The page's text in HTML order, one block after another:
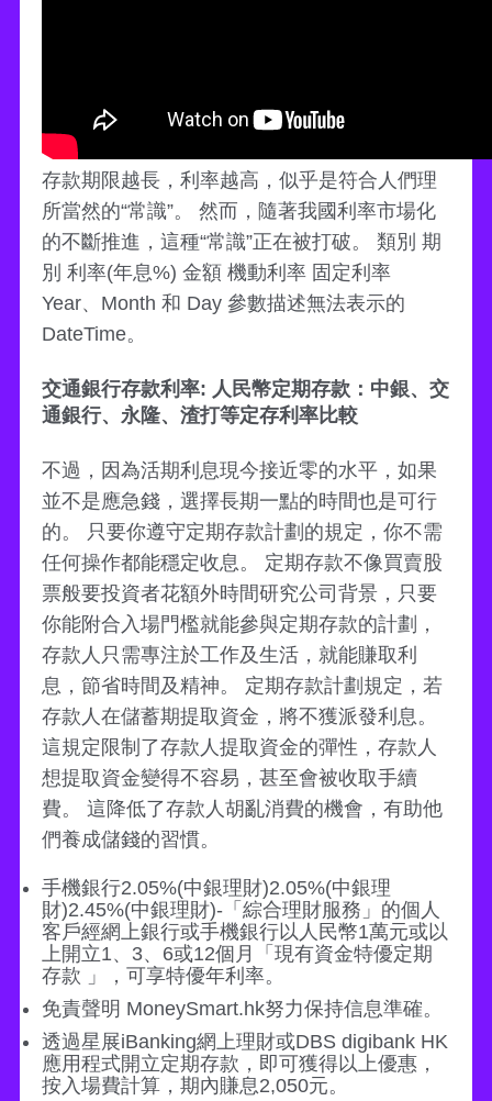
存款期限越長，利率越高，似乎是符合人們理
所當然的“常識”。 然而，隨著我國利率市場化
的不斷推進，這種“常識”正在被打破。 類別 期
別 利率(年息%) 金額 機動利率 固定利率
Year、Month 和 Day 參數描述無法表示的
DateTime。
交通銀行存款利率: 人民幣定期存款：中銀、交
通銀行、永隆、渣打等定存利率比較
不過，因為活期利息現今接近零的水平，如果
並不是應急錢，選擇長期一點的時間也是可行
的。 只要你遵守定期存款計劃的規定，你不需
任何操作都能穩定收息。 定期存款不像買賣股
票般要投資者花額外時間研究公司背景，只要
你能附合入場門檻就能參與定期存款的計劃，
存款人只需專注於工作及生活，就能賺取利
息，節省時間及精神。 定期存款計劃規定，若
存款人在儲蓄期提取資金，將不獲派發利息。
這規定限制了存款人提取資金的彈性，存款人
想提取資金變得不容易，甚至會被收取手續
費。 這降低了存款人胡亂消費的機會，有助他
們養成儲錢的習慣。
手機銀行2.05%(中銀理財)2.05%(中銀理
財)2.45%(中銀理財)-「綜合理財服務」的個人
客戶經網上銀行或手機銀行以人民幣1萬元或以
上開立1、3、6或12個月「現有資金特優定期
存款 」，可享特優年利率。
免責聲明 MoneySmart.hk努力保持信息準確。
透過星展iBanking網上理財或DBS digibank HK
應用程式開立定期存款，即可獲得以上優惠，
按入場費計算，期內賺息2,050元。